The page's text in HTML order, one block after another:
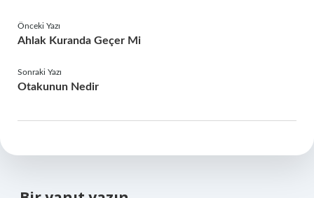
Önceki Yazı
Ahlak Kuranda Geçer Mi
Sonraki Yazı
Otakunun Nedir